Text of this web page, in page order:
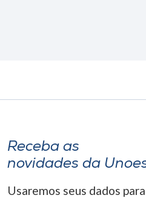
Receba as
novidades da
Usaremos seus dados